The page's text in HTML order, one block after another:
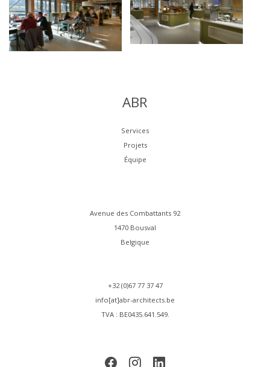
ABR
Services
Projets
Équipe
Avenue des Combattants 92
1470 Bousval
Belgique
+32 (0)67 77 37 47
info[at]abr-architects.be
TVA : BE0435.641.549.